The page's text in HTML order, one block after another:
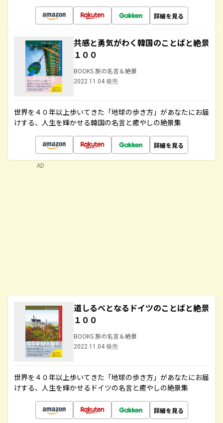
詳細を見る
共感と勇気がわく韓国のことばと絶景
１００
BOOKS 旅の名言＆絶景
2022.11.04 発売
世界を４０年以上歩いてきた「地球の歩き方」があなたにお届
けする、人生を輝かせる韓国の名言と癒やしの絶景集
詳細を見る
道しるべとなるドイツのことばと絶景
１００
BOOKS 旅の名言＆絶景
2022.11.04 発売
世界を４０年以上歩いてきた「地球の歩き方」があなたにお届
けする、人生を輝かせるドイツの名言と癒やしの絶景集
詳細を見る
AD